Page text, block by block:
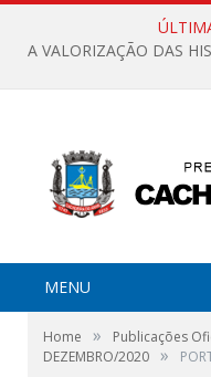
MENU
Home » Publicações
DEZEMBRO/2020 »